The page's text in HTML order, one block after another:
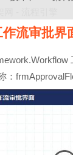
流审批界
：